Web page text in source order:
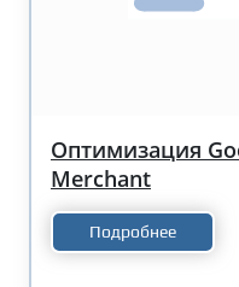
Оптимизация
Merchant
Подробнее